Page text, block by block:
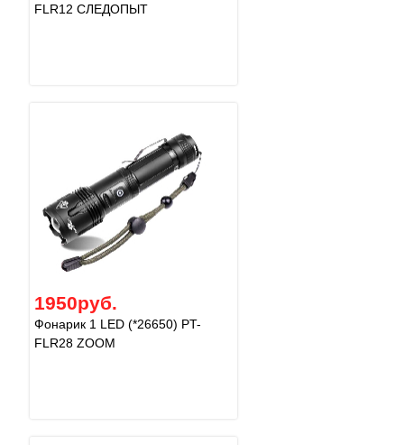
FLR12 СЛЕДОПЫТ
1950руб.
Фонарик 1 LED (*26650) PT-
FLR28 ZOOM